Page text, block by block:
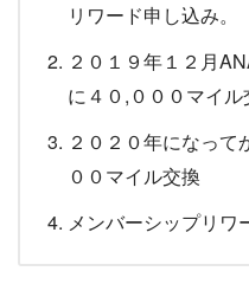
リワード申し込み。
２０１９年１２月
に４０,０００マイル
２０２０年になって
００マイル交換
メンバーシップリワ